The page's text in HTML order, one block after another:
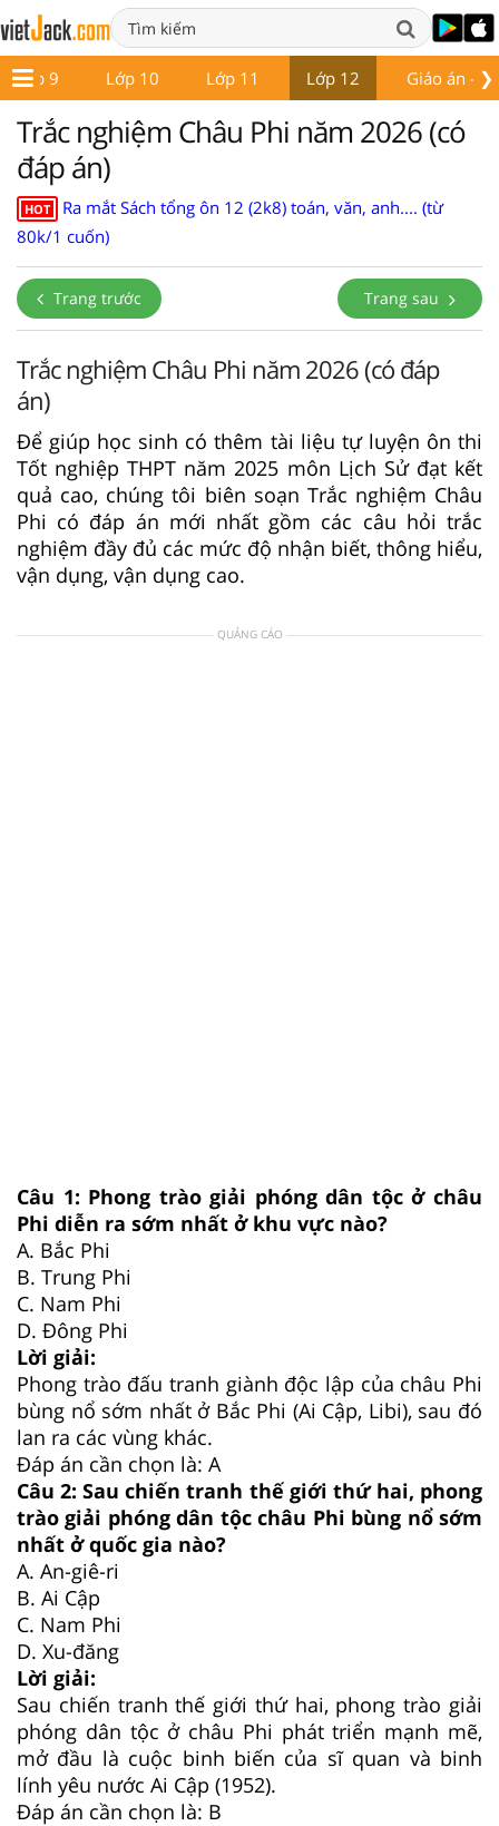
❯
Lớp 9 Lớp 10 Lớp 11 Lớp 12 Giáo án -
Trắc nghiệm Châu Phi năm 2026 (có
đáp án)
HOT
Ra mắt Sách tổng ôn 12 (2k8) toán, văn, anh.... (từ
80k/1 cuốn)
Trang trước Trang sau
Trắc nghiệm Châu Phi năm 2026 (có đáp
án)
Để giúp học sinh có thêm tài liệu tự luyện ôn thi
Tốt nghiệp THPT năm 2025 môn Lịch Sử đạt kết
quả cao, chúng tôi biên soạn Trắc nghiệm Châu
Phi có đáp án mới nhất gồm các câu hỏi trắc
nghiệm đầy đủ các mức độ nhận biết, thông hiểu,
vận dụng, vận dụng cao.
QUẢNG CÁO
Câu 1: Phong trào giải phóng dân tộc ở châu
Phi diễn ra sớm nhất ở khu vực nào?
A. Bắc Phi
B. Trung Phi
C. Nam Phi
D. Đông Phi
Lời giải:
Phong trào đấu tranh giành độc lập của châu Phi
bùng nổ sớm nhất ở Bắc Phi (Ai Cập, Libi), sau đó
lan ra các vùng khác.
Đáp án cần chọn là: A
Câu 2:Sau chiến tranh thế giới thứ hai, phong
trào giải phóng dân tộc châu Phi bùng nổ sớm
nhất ở quốc gia nào?
A. An-giê-ri
B. Ai Cập
C. Nam Phi
D. Xu-đăng
Lời giải:
Sau chiến tranh thế giới thứ hai, phong trào giải
phóng dân tộc ở châu Phi phát triển mạnh mẽ,
mở đầu là cuộc binh biến của sĩ quan và binh
lính yêu nước Ai Cập (1952).
Đáp án cần chọn là: B